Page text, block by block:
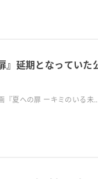
』延期となっていた
『夏への扉 ーキミのいる未